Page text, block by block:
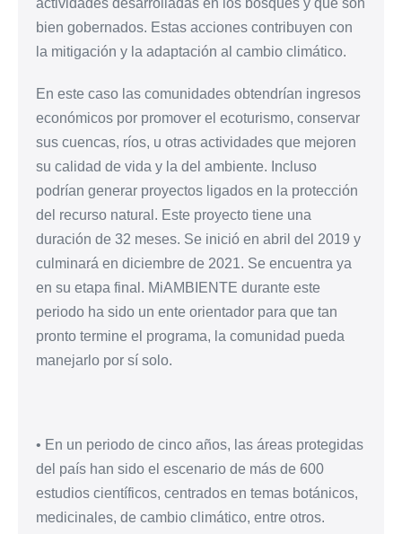
bien gobernados. Estas acciones contribuyen con
la mitigación y la adaptación al cambio climático.
En este caso las comunidades obtendrían ingresos
económicos por promover el ecoturismo, conservar
sus cuencas, ríos, u otras actividades que mejoren
su calidad de vida y la del ambiente. Incluso
podrían generar proyectos ligados en la protección
del recurso natural. Este proyecto tiene una
duración de 32 meses. Se inició en abril del 2019 y
culminará en diciembre de 2021. Se encuentra ya
en su etapa final. MiAMBIENTE durante este
periodo ha sido un ente orientador para que tan
pronto termine el programa, la comunidad pueda
manejarlo por sí solo.
• En un periodo de cinco años, las áreas protegidas
del país han sido el escenario de más de 600
estudios científicos, centrados en temas botánicos,
medicinales, de cambio climático, entre otros.